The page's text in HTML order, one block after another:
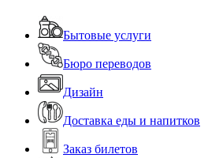
Бытовые услуги
Бюро переводов
Дизайн
Доставка еды и напитков
Заказ билетов